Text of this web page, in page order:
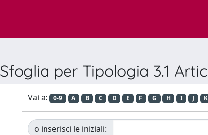
Sfoglia per Tipologia 3.1
Vai a: 0-9 A B C D E F G H I J K
o inserisci le iniziali: